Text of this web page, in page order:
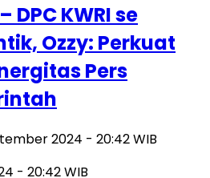
DPC KWRI se
Ozzy: Perkuat
Pers
2024 - 20:42 WIB
- 20:42 WIB